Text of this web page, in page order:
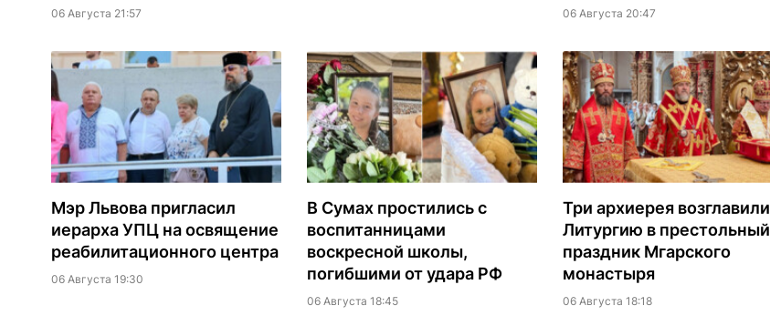
06 Августа 21:57 06 Августа 20:47
Мэр Львова пригласил
иерарха УПЦ на освящение
реабилитационного центра
06 Августа 19:30
В Сумах простились с
воспитанницами
воскресной школы,
погибшими от удара РФ
06 Августа 18:45
Три архиерея возглавили
Литургию в престольный
праздник Мгарского
монастыря
06 Августа 18:18